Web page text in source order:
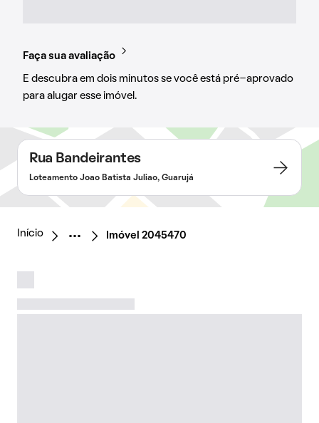
Faça sua avaliação
E descubra em dois minutos se você está pré-aprovado
para alugar esse imóvel.
Rua Bandeirantes
Loteamento Joao Batista Juliao, Guarujá
Início Imóvel 2045470